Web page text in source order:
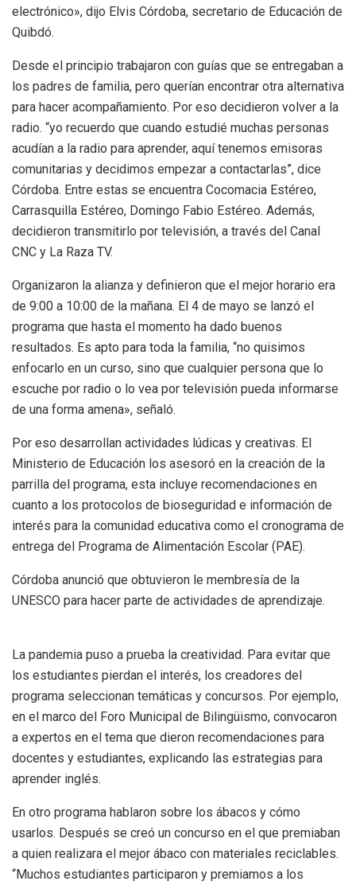
electrónico», dijo Elvis Córdoba, secretario de Educación de
Quibdó.
Desde el principio trabajaron con guías que se entregaban a
los padres de familia, pero querían encontrar otra alternativa
para hacer acompañamiento. Por eso decidieron volver a la
radio. “yo recuerdo que cuando estudié muchas personas
acudían a la radio para aprender, aquí tenemos emisoras
comunitarias y decidimos empezar a contactarlas”, dice
Córdoba. Entre estas se encuentra Cocomacia Estéreo,
Carrasquilla Estéreo, Domingo Fabio Estéreo. Además,
decidieron transmitirlo por televisión, a través del Canal
CNC y La Raza TV.
Organizaron la alianza y definieron que el mejor horario era
de 9:00 a 10:00 de la mañana. El 4 de mayo se lanzó el
programa que hasta el momento ha dado buenos
resultados. Es apto para toda la familia, “no quisimos
enfocarlo en un curso, sino que cualquier persona que lo
escuche por radio o lo vea por televisión pueda informarse
de una forma amena», señaló.
Por eso desarrollan actividades lúdicas y creativas. El
Ministerio de Educación los asesoró en la creación de la
parrilla del programa, esta incluye recomendaciones en
cuanto a los protocolos de bioseguridad e información de
interés para la comunidad educativa como el cronograma de
entrega del Programa de Alimentación Escolar (PAE).
Córdoba anunció que obtuvieron le membresía de la
UNESCO para hacer parte de actividades de aprendizaje.
La pandemia puso a prueba la creatividad. Para evitar que
los estudiantes pierdan el interés, los creadores del
programa seleccionan temáticas y concursos. Por ejemplo,
en el marco del Foro Municipal de Bilingüismo, convocaron
a expertos en el tema que dieron recomendaciones para
docentes y estudiantes, explicando las estrategias para
aprender inglés.
En otro programa hablaron sobre los ábacos y cómo
usarlos. Después se creó un concurso en el que premiaban
a quien realizara el mejor ábaco con materiales reciclables.
“Muchos estudiantes participaron y premiamos a los